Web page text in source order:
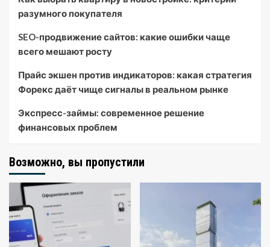
разумного покупателя
SEO-продвижение сайтов: какие ошибки чаще
всего мешают росту
Прайс экшен против индикаторов: какая стратегия
Форекс даёт чище сигналы в реальном рынке
Экспресс-займы: современное решение
финансовых проблем
Возможно, вы пропустили